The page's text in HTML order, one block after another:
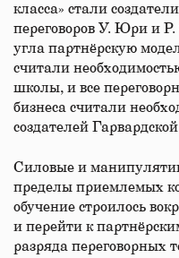
класса» стали
переговоров У. Юри и
угла партнёрскую
считали
школы, и все
бизнеса считали
создателей
Силовые и
пределы приемлемых
обучение строилось
и перейти к
разряда переговорных